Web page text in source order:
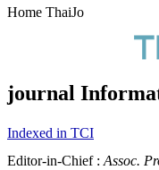
Home ThaiJo
journal
Indexed in TCI
Editor-in-Chief :Assoc.